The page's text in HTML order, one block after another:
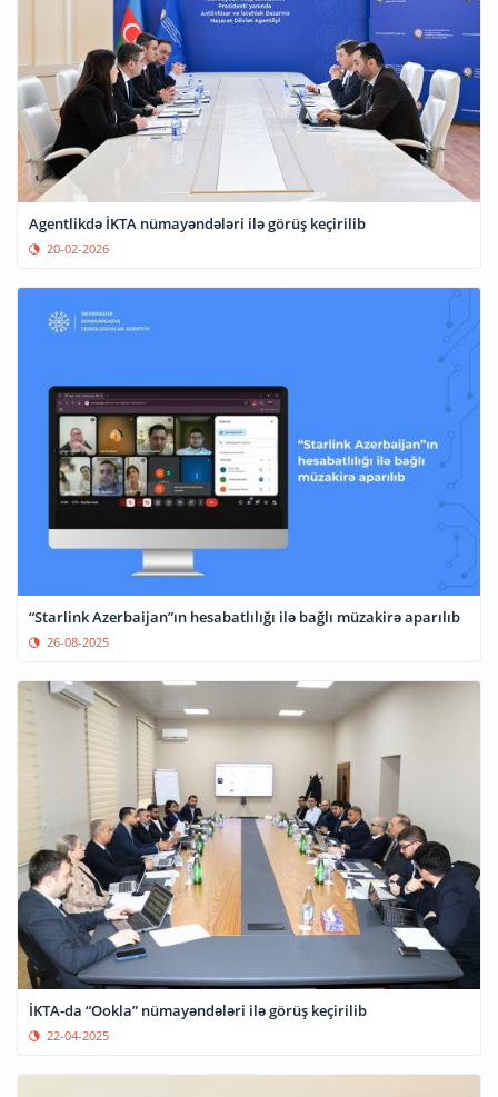
Agentlikdə İKTA nümayəndələri ilə görüş keçirilib
20-02-2026
“Starlink Azerbaijan”ın hesabatlılığı ilə bağlı müzakirə aparılıb
26-08-2025
İKTA-da “Ookla” nümayəndələri ilə görüş keçirilib
22-04-2025